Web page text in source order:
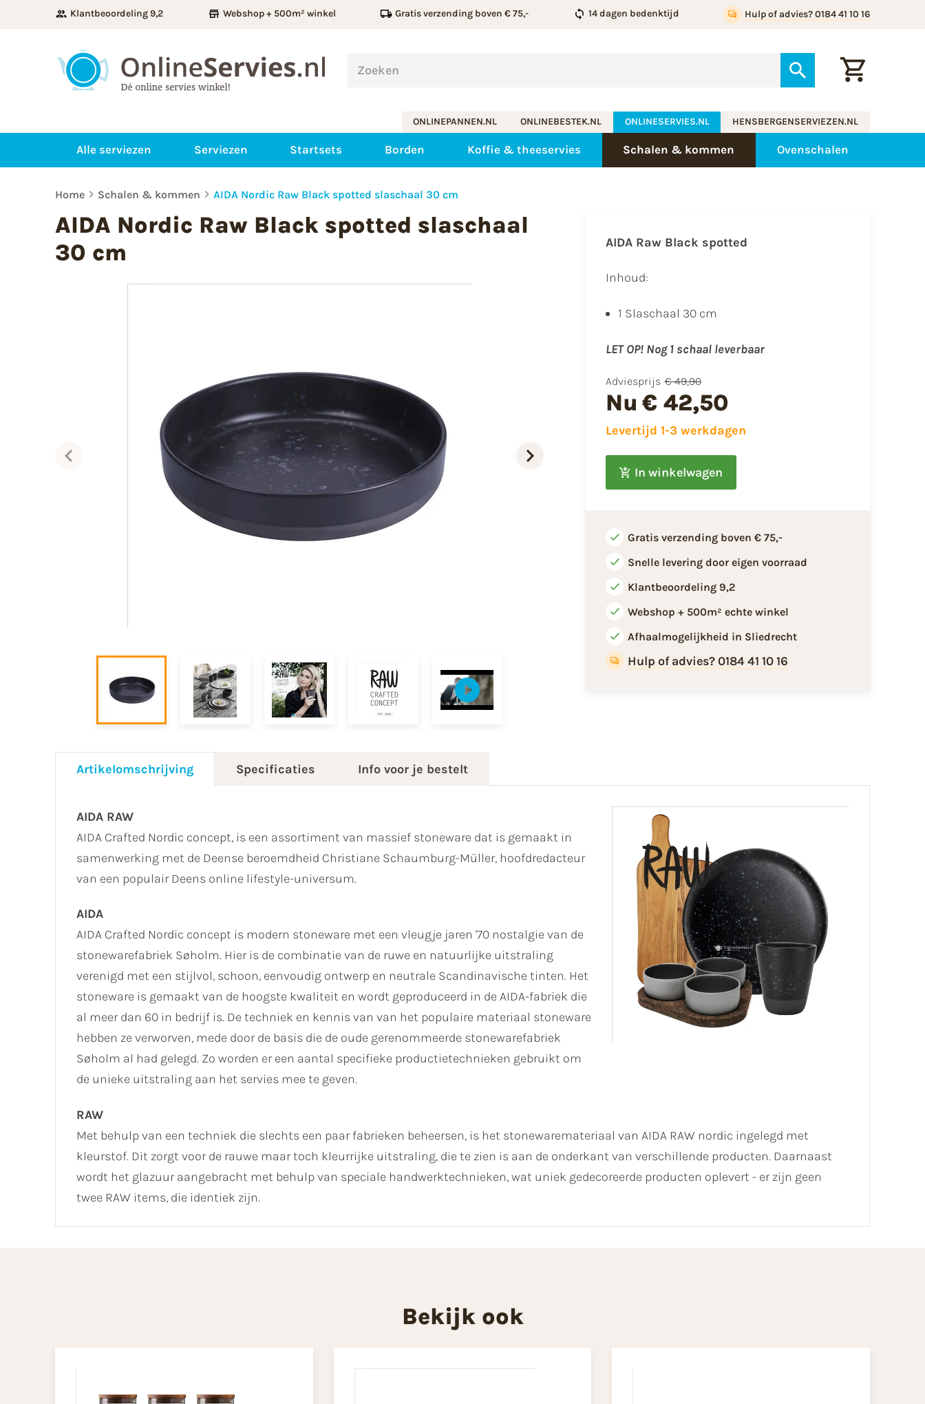
Klantbeoordeling 9,2 Webshop + 500m² winkel Gratis verzending boven € 75,- 14 dagen bedenktijd Hulp of advies? 0184 41 10 16
ONLINEPANNEN.NL ONLINEBESTEK.NL ONLINESERVIES.NL HENSBERGENSERVIEZEN.NL
Alle serviezen Serviezen Startsets Borden Koffie & theeservies Schalen & kommen Ovenschalen
Home Schalen & kommen AIDA Nordic Raw Black spotted slaschaal 30 cm
AIDA Nordic Raw Black spotted slaschaal
30 cm
AIDA Raw Black spotted
Inhoud:
1 Slaschaal 30 cm
LET OP! Nog 1 schaal leverbaar
Adviesprijs € 49,90
Nu € 42,50
Levertijd 1-3 werkdagen
In winkelwagen
Gratis verzending boven € 75,-
Snelle levering door eigen voorraad
Klantbeoordeling 9,2
Webshop + 500m² echte winkel
Afhaalmogelijkheid in Sliedrecht
Hulp of advies? 0184 41 10 16
Artikelomschrijving Specificaties Info voor je bestelt
AIDA RAW
AIDA Crafted Nordic concept, is een assortiment van massief stoneware dat is gemaakt in
samenwerking met de Deense beroemdheid Christiane Schaumburg-Müller, hoofdredacteur
van een populair Deens online lifestyle-universum.
AIDA
AIDA Crafted Nordic concept is modern stoneware met een vleugje jaren '70 nostalgie van de
stonewarefabriek Søholm. Hier is de combinatie van de ruwe en natuurlijke uitstraling
verenigd met een stijlvol, schoon, eenvoudig ontwerp en neutrale Scandinavische tinten. Het
stoneware is gemaakt van de hoogste kwaliteit en wordt geproduceerd in de AIDA-fabriek die
al meer dan 60 in bedrijf is. De techniek en kennis van van het populaire materiaal stoneware
hebben ze verworven, mede door de basis die de oude gerenommeerde stonewarefabriek
Søholm al had gelegd. Zo worden er een aantal specifieke productietechnieken gebruikt om
de unieke uitstraling aan het servies mee te geven.
RAW
Met behulp van een techniek die slechts een paar fabrieken beheersen, is het stonewaremateriaal van AIDA RAW nordic ingelegd met
kleurstof. Dit zorgt voor de rauwe maar toch kleurrijke uitstraling, die te zien is aan de onderkant van verschillende producten. Daarnaast
wordt het glazuur aangebracht met behulp van speciale handwerktechnieken, wat uniek gedecoreerde producten oplevert - er zijn geen
twee RAW items, die identiek zijn.
Bekijk ook